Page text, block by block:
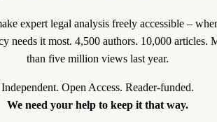
expert legal analysis freely accessible –
needs it most. 4,500 authors. 10,000 articles.
than five million views last year.
Independent. Open Access. Reader-funded.
We need your help to keep it that way.